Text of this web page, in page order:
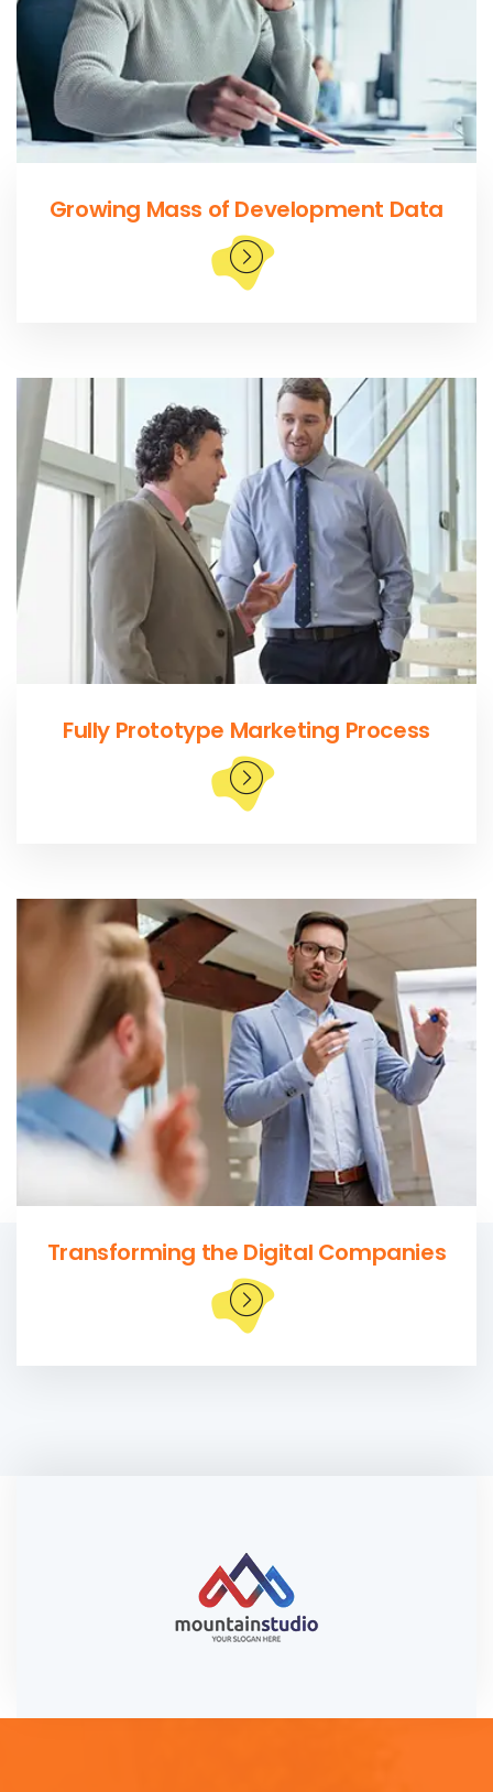
Growing Mass of Development Data
Fully Prototype Marketing Process
Transforming the Digital Companies